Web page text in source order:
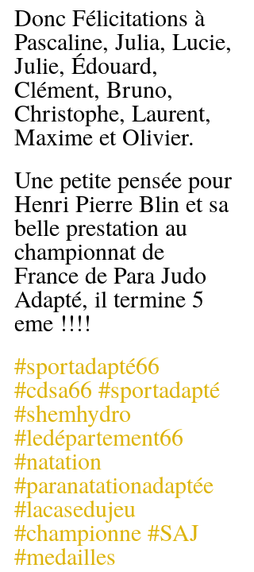
Donc Félicitations à
Pascaline, Julia, Lucie,
Julie, Édouard,
Clément, Bruno,
Christophe, Laurent,
Maxime et Olivier.
Une petite pensée pour
Henri Pierre Blin et sa
belle prestation au
championnat de
France de Para Judo
Adapté, il termine 5
eme !!!!
#sportadapté66
#cdsa66 #sportadapté
#shemhydro
#ledépartement66
#natation
#paranatationadaptée
#lacasedujeu
#championne #SAJ
#medailles